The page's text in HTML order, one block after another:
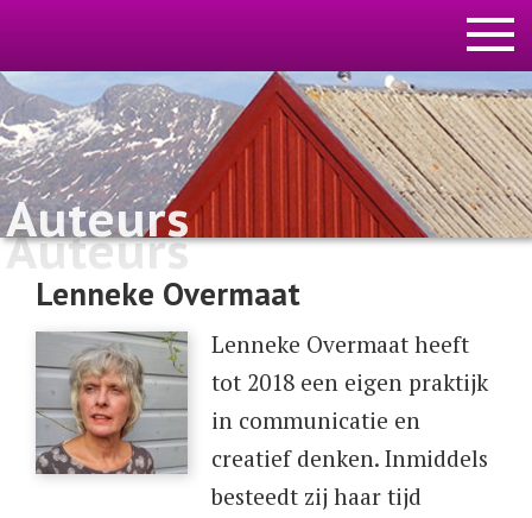
Auteurs
Auteurs
Lenneke Overmaat
Lenneke Overmaat heeft
tot 2018 een eigen praktijk
in communicatie en
creatief denken. Inmiddels
besteedt zij haar tijd